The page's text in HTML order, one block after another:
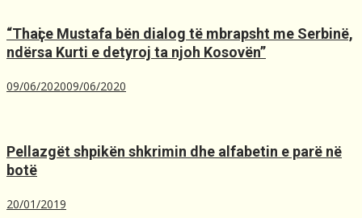
“Thaҫi e Mustafa bën dialog të mbrapsht me Serbinë,
ndërsa Kurti e detyroj ta njoh Kosovën”
09/06/202009/06/2020
Pellazgët shpikën shkrimin dhe alfabetin e parë në
botë
20/01/2019